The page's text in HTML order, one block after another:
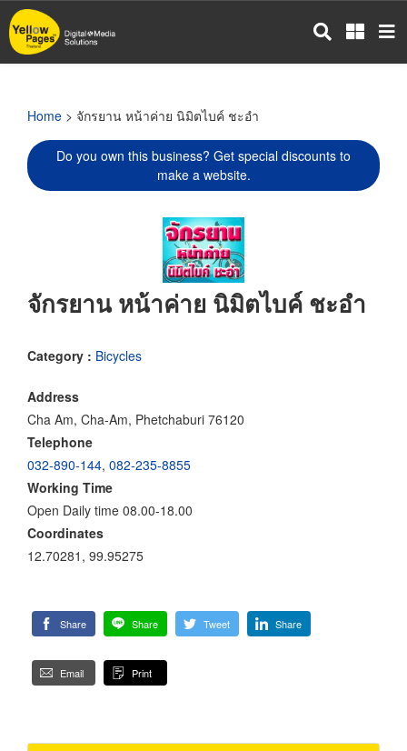
Skip
to
main
Home > จักรยาน หน้าค่าย นิมิตไบค์ ชะอำ
Do you own this business? Get special discounts to
make a website.
จักรยาน หน้าค่าย นิมิตไบค์ ชะอำ
Category : Bicycles
Address
Cha Am, Cha-Am, Phetchaburi 76120
Telephone
032-890-144, 082-235-8855
Working Time
Open Daily time 08.00-18.00
Coordinates
12.70281, 99.95275
Share Share Tweet Share
Email Print